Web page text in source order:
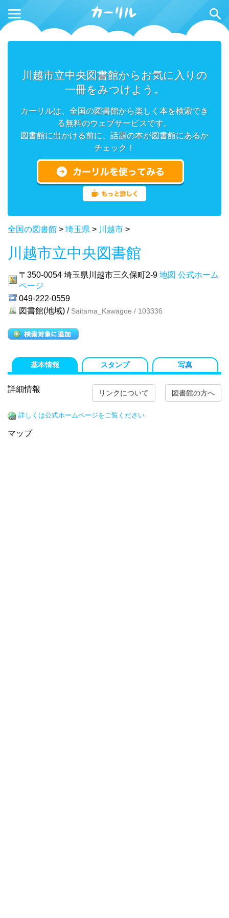
川越市立中央図書館からお気に入りの
一冊をみつけよう。
カーリルは、全国の図書館から楽しく本を検索でき
る無料のウェブサービスです。
図書館に出かける前に、話題の本が図書館にあるか
チェック！
全国の図書館 > 埼玉県 > 川越市 >
川越市立中央図書館
〒350-0054 埼玉県川越市三久保町2-9 地図 公式ホーム
ページ
049-222-0559
図書館(地域) / Saitama_Kawagoe / 103336
基本情報 スタンプ 写真
リンクについて 図書館の方へ
詳細情報
詳しくは公式ホームページをご覧ください
マップ